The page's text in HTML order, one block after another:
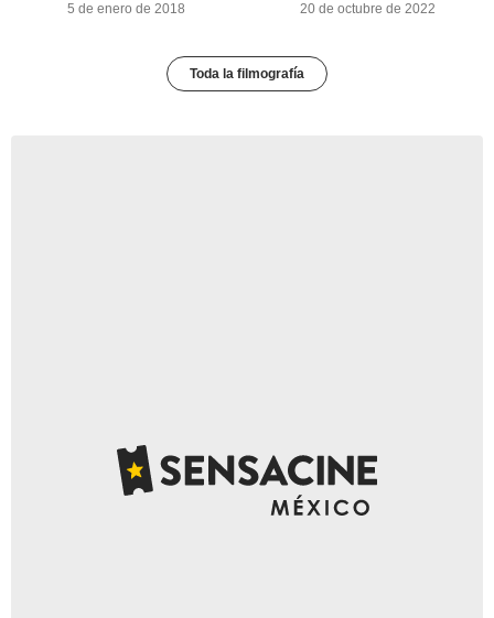
5 de enero de 2018 20 de octubre de 2022
Toda la filmografía